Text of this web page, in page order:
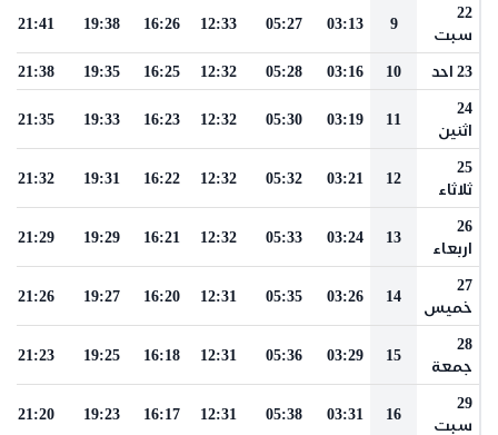
22
سبت
9
03:13
05:27
12:33
16:26
19:38
21:41
23 احد 10
03:16
05:28
12:32
16:25
19:35
21:38
24
اثنين
11
03:19
05:30
12:32
16:23
19:33
21:35
25
ثلاثاء
12
03:21
05:32
12:32
16:22
19:31
21:32
26
اربعاء
13
03:24
05:33
12:32
16:21
19:29
21:29
27
خميس
14
03:26
05:35
12:31
16:20
19:27
21:26
28
جمعة
15
03:29
05:36
12:31
16:18
19:25
21:23
29
سبت
16
03:31
05:38
12:31
16:17
19:23
21:20